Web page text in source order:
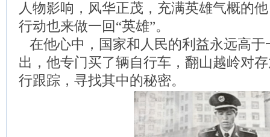
人物影响，风华正茂，充满英雄气概的
行动也来做一回“英雄”。
在他心中，国家和人民的利益永远高于
出，他专门买了辆自行车，翻山越岭对
行跟踪，寻找其中的秘密。